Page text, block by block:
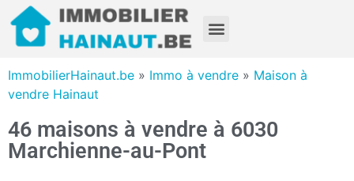
ImmobilierHainaut.be » Immo à vendre » Maison à
vendre Hainaut
46 maisons à vendre à 6030
Marchienne-au-Pont